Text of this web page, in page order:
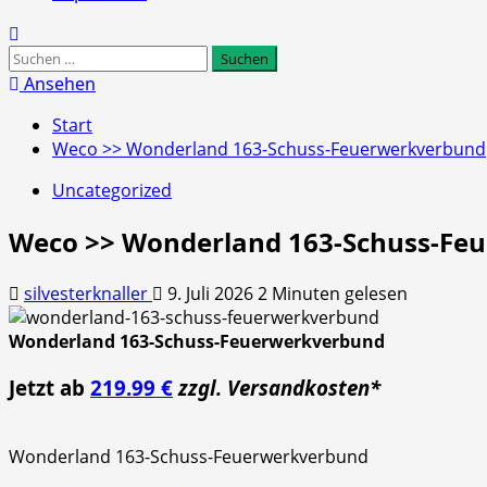
Suchen
nach:
Ansehen
Start
Weco >> Wonderland 163-Schuss-Feuerwerkverbund
Uncategorized
Weco >> Wonderland 163-Schuss-
silvesterknaller 9. Juli 20262 Minuten gelesen
Wonderland 163-Schuss-Feuerwerkverbund
Jetzt ab 219.99 € zzgl. Versandkosten*
Wonderland 163-Schuss-Feuerwerkverbund